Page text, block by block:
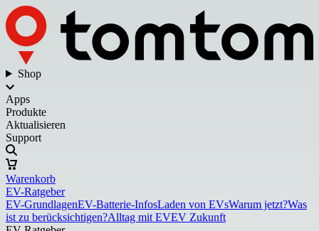
Shop
Apps
Produkte
Aktualisieren
Support
Warenkorb
EV-Ratgeber
EV-GrundlagenEV-Batterie-InfosLaden von EVsWarum jetzt?Was
ist zu berücksichtigen?Alltag mit EVEV Zukunft